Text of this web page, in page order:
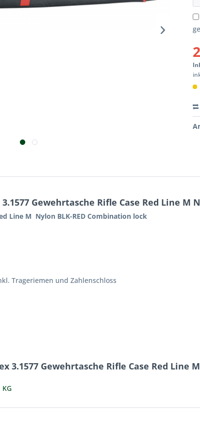
Gewehrtasche Rifle Case Red Line M
Line M Nylon BLK-RED Combination lock
Trageriemen und Zahlenschloss
Gewehrtasche Rifle Case Red Line